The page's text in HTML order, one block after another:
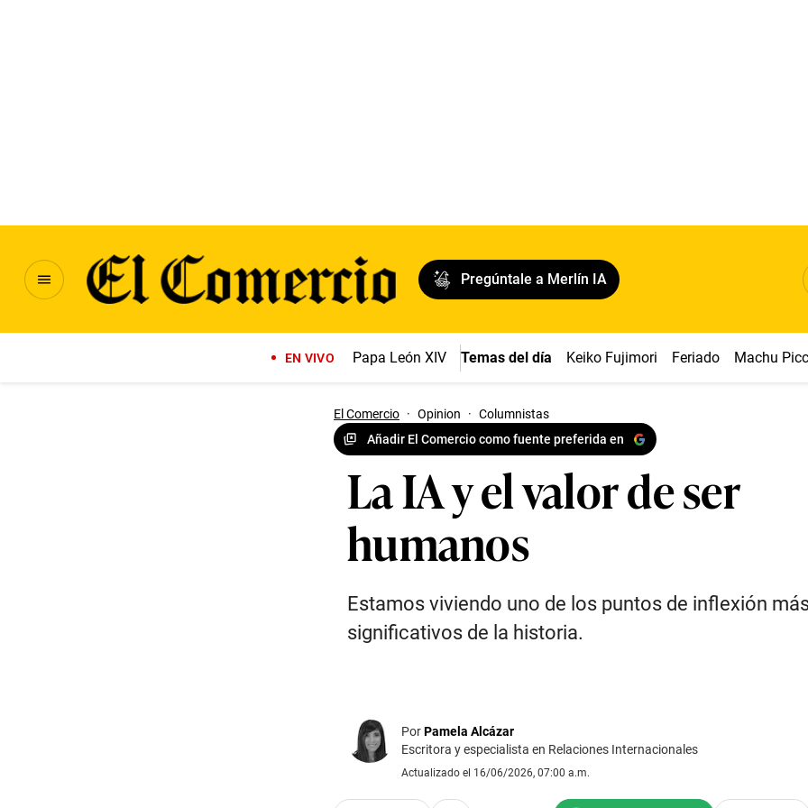
Pregúntale a Merlín IA
EN VIVO Papa León XIV Temas del día Keiko Fujimori Feriado Machu
El Comercio · Opinion · Columnistas
Añadir El Comercio como fuente preferida en
La IA y el valor de ser
humanos
Estamos viviendo uno de los puntos de inflexión
significativos de la historia.
PorPamela Alcázar
Escritora y especialista en Relaciones Internacionales
Actualizado el 16/06/2026, 07:00 a.m.